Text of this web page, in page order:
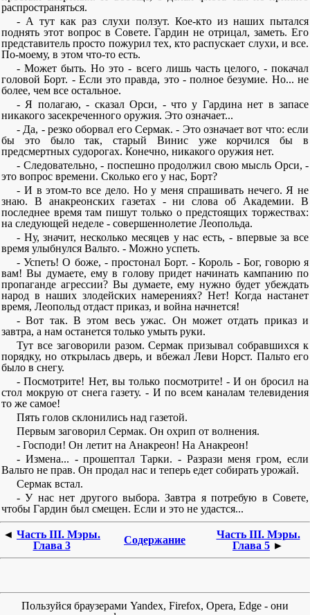
распространяться.
- А тут как раз слухи ползут. Кое-кто из наших пытался
поднять этот вопрос в Совете. Гардин не отрицал, заметь. Его
представитель просто пожурил тех, кто распускает слухи, и все.
По-моему, в этом что-то есть.
- Может быть. Но это - всего лишь часть целого, - покачал
головой Борт. - Если это правда, это - полное безумие. Но... не
более, чем все остальное.
- Я полагаю, - сказал Орси, - что у Гардина нет в запасе
никакого засекреченного оружия. Это означает...
- Да, - резко оборвал его Сермак. - Это означает вот что: если
бы это было так, старый Винис уже корчился бы в
предсмертных судорогах. Конечно, никакого оружия нет.
- Следовательно, - поспешно продолжил свою мысль Орси, -
это вопрос времени. Сколько его у нас, Борт?
- И в этом-то все дело. Но у меня спрашивать нечего. Я не
знаю. В анакреонских газетах - ни слова об Академии. В
последнее время там пишут только о предстоящих торжествах:
на следующей неделе - совершеннолетие Леопольда.
- Ну, значит, несколько месяцев у нас есть, - впервые за все
время улыбнулся Вальто. - Можно успеть.
- Успеть! О боже, - простонал Борт. - Король - Бог, говорю я
вам! Вы думаете, ему в голову придет начинать кампанию по
пропаганде агрессии? Вы думаете, ему нужно будет убеждать
народ в наших злодейских намерениях? Нет! Когда настанет
время, Леопольд отдаст приказ, и война начнется!
- Вот так. В этом весь ужас. Он может отдать приказ и
завтра, а нам останется только умыть руки.
Тут все заговорили разом. Сермак призывал собравшихся к
порядку, но открылась дверь, и вбежал Леви Норст. Пальто его
было в снегу.
- Посмотрите! Нет, вы только посмотрите! - И он бросил на
стол мокрую от снега газету. - И по всем каналам телевидения
то же самое!
Пять голов склонились над газетой.
Первым заговорил Сермак. Он охрип от волнения.
- Господи! Он летит на Анакреон! На Анакреон!
- Измена... - прошептал Тарки. - Разрази меня гром, если
Вальто не прав. Он продал нас и теперь едет собирать урожай.
Сермак встал.
- У нас нет другого выбора. Завтра я потребую в Совете,
чтобы Гардин был смещен. Если и это не удастся...
◄ Часть III. Мэры.
Глава 3
Содержание
Часть III. Мэры.
Глава 5 ►
Пользуйся браузерами Yandex, Firefox, Opera, Edge - они